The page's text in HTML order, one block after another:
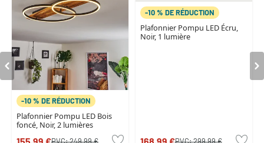
-10 % DE RÉDUCTION
Plafonnier Pompu LED Bois
foncé, Noir, 2 lumières
-10 % DE RÉDUCTION
Plafonnier Pompu LED Écru,
Noir, 1 lumière